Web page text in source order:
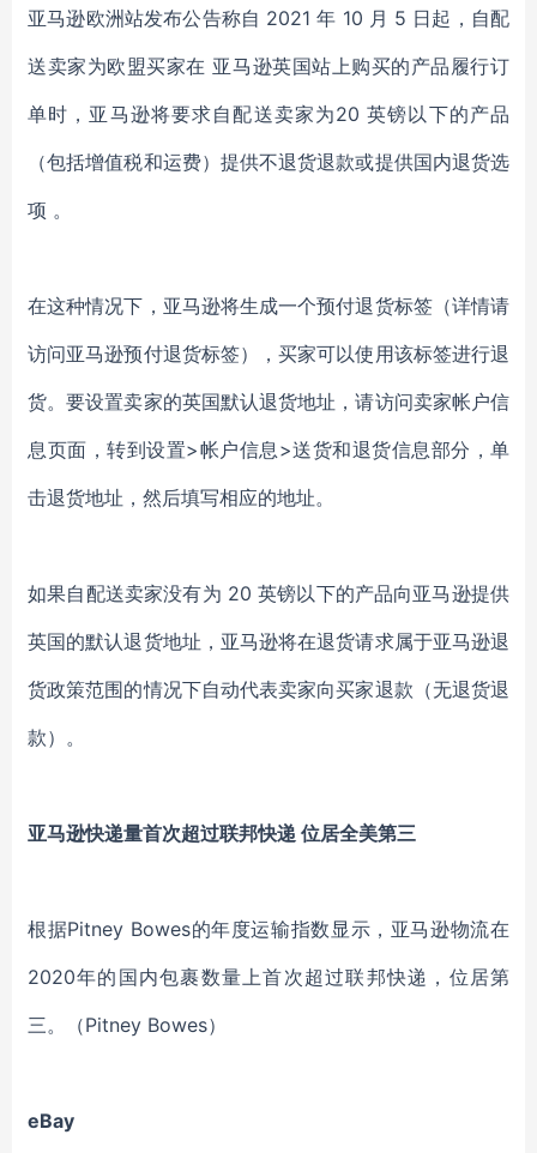
亚马逊欧洲站发布公告称自 2021 年 10 月 5 日起，自配
送卖家为欧盟买家在 亚马逊英国站上购买的产品履行订
单时，亚马逊将要求自配送卖家为20 英镑以下的产品
（包括增值税和运费）提供不退货退款或提供国内退货选
项 。
在这种情况下，亚马逊将生成一个预付退货标签（详情请
访问亚马逊预付退货标签），买家可以使用该标签进行退
货。要设置卖家的英国默认退货地址，请访问卖家帐户信
息页面，转到设置>帐户信息>送货和退货信息部分，单
击退货地址，然后填写相应的地址。
如果自配送卖家没有为 20 英镑以下的产品向亚马逊提供
英国的默认退货地址，亚马逊将在退货请求属于亚马逊退
货政策范围的情况下自动代表卖家向买家退款（无退货退
款）。
亚马逊快递量首次超过联邦快递 位居全美第三
根据Pitney Bowes的年度运输指数显示，亚马逊物流在
2020年的国内包裹数量上首次超过联邦快递，位居第
三。（Pitney Bowes）
eBay